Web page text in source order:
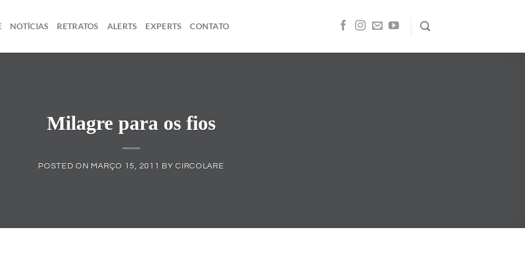
NOTÍCIAS RETRATOS ALERTS EXPERTS CONTATO
Milagre para os fios
POSTED ON MARÇO 15, 2011 BYCIRCOLARE